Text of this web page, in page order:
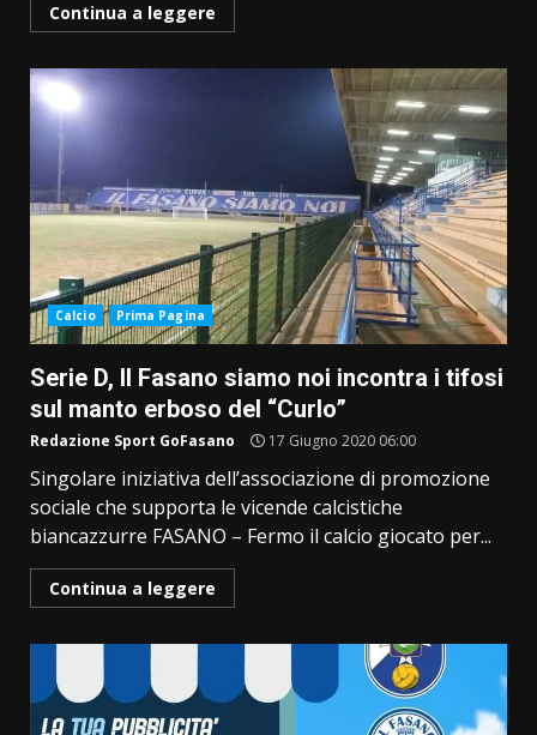
Continua a leggere
Calcio Prima Pagina
Serie D, Il Fasano siamo noi incontra i tifosi
sul manto erboso del “Curlo”
Redazione Sport GoFasano 17 Giugno 2020 06:00
Singolare iniziativa dell’associazione di promozione
sociale che supporta le vicende calcistiche
biancazzurre FASANO – Fermo il calcio giocato per...
Continua a leggere